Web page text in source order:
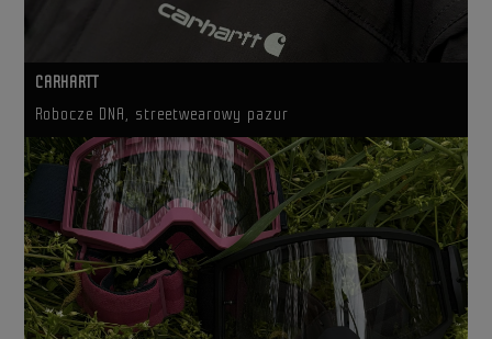
CARHARTT
Robocze DNA, streetwearowy pazur